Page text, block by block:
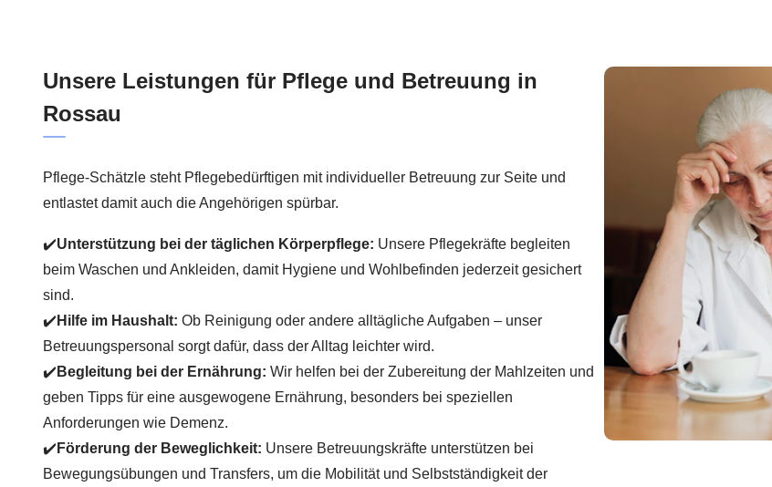
Unsere Leistungen für Pflege und Betreuung in
Rossau
Pflege-Schätzle steht Pflegebedürftigen mit individueller Betreuung zur Seite und
entlastet damit auch die Angehörigen spürbar.
✔️Unterstützung bei der täglichen Körperpflege: Unsere Pflegekräfte begleiten
beim Waschen und Ankleiden, damit Hygiene und Wohlbefinden jederzeit gesichert
sind.
✔️ Hilfe im Haushalt: Ob Reinigung oder andere alltägliche Aufgaben – unser
Betreuungspersonal sorgt dafür, dass der Alltag leichter wird.
✔️ Begleitung bei der Ernährung: Wir helfen bei der Zubereitung der Mahlzeiten und
geben Tipps für eine ausgewogene Ernährung, besonders bei speziellen
Anforderungen wie Demenz.
✔️ Förderung der Beweglichkeit: Unsere Betreuungskräfte unterstützen bei
Bewegungsübungen und Transfers, um die Mobilität und Selbstständigkeit der